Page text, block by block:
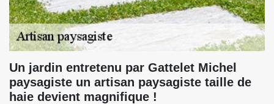
Un jardin entretenu par Gattelet Michel
paysagiste un artisan paysagiste taille de
haie devient magnifique !